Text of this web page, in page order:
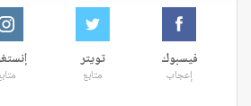
فيسبوك
إعجاب
تويتر
متابع